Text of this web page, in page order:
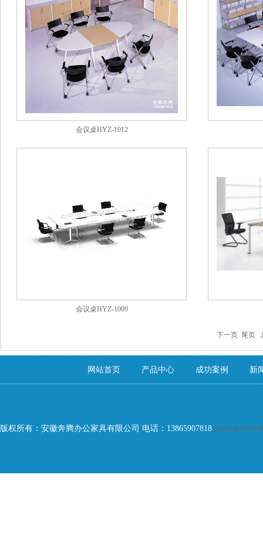
会议桌HYZ-1012
会议桌HYZ-1009
下一页 尾页
网站首页 产品中心 成功案例 新
版权所有：安徽奔腾办公家具有限公司 电话：13865907818 皖ICP备